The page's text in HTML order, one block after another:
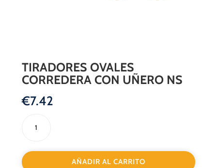
TIRADORES OVALES
CORREDERA CON UÑERO NS
€7.42
OVALES
CON
UÑERO
AÑADIR AL CARRITO